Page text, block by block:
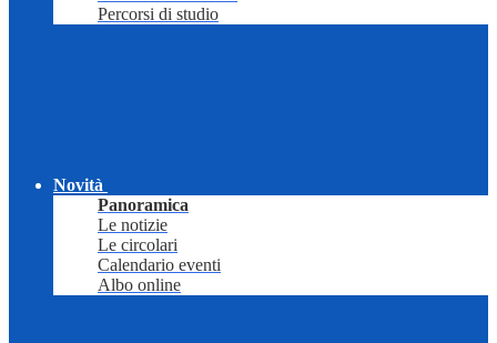
Percorsi di studio
Novità
Panoramica
Le notizie
Le circolari
Calendario eventi
Albo online